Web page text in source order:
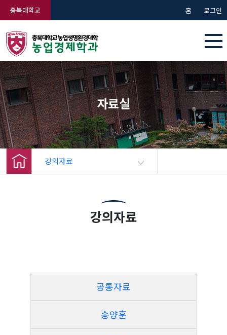
충북대학교 홈 로그인
자료실
강의자료
강의자료
공통자료
송양훈